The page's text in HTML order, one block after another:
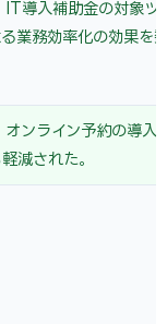
導入補助金の対象ツ
業務効率化の効果を
ンライン予約の導入
減された。